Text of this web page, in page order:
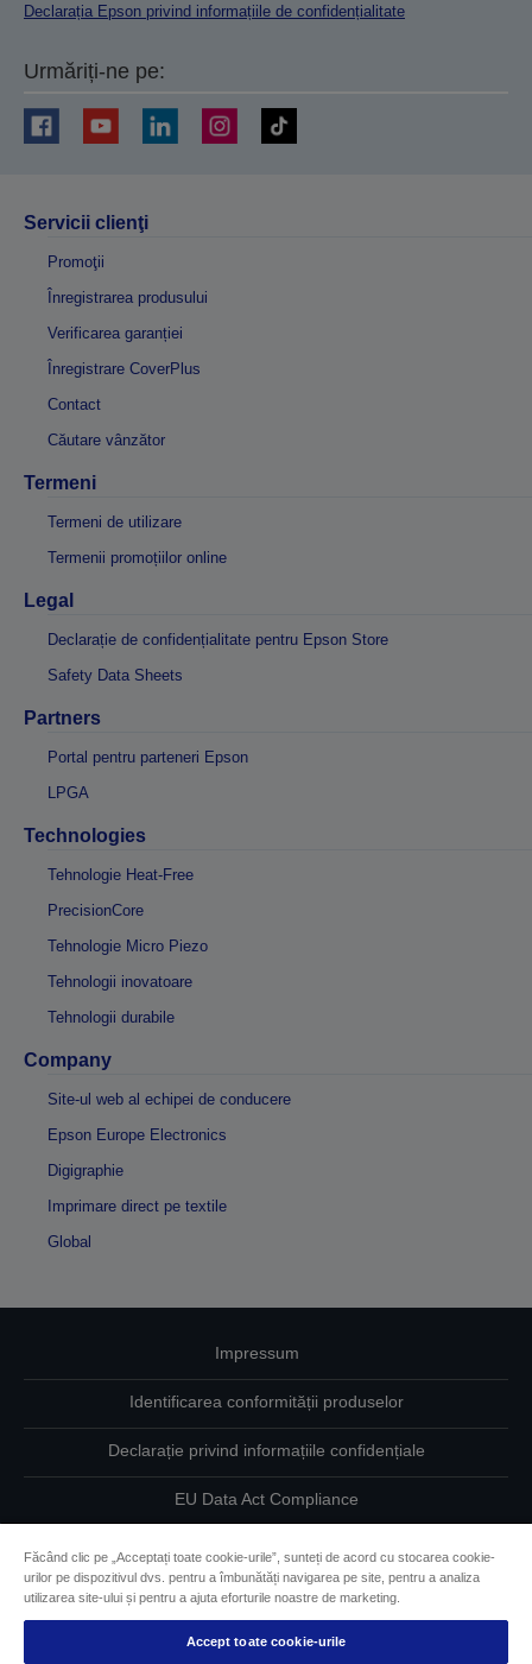
Declarația Epson privind informațiile de confidențialitate
Urmăriți-ne pe:
Servicii clienţi
Promoţii
Înregistrarea produsului
Verificarea garanției
Înregistrare CoverPlus
Contact
Căutare vânzător
Termeni
Termeni de utilizare
Termenii promoțiilor online
Legal
Declarație de confidențialitate pentru Epson Store
Safety Data Sheets
Partners
Portal pentru parteneri Epson
LPGA
Technologies
Tehnologie Heat-Free
PrecisionCore
Tehnologie Micro Piezo
Tehnologii inovatoare
Tehnologii durabile
Company
Site-ul web al echipei de conducere
Epson Europe Electronics
Digigraphie
Imprimare direct pe textile
Global
Impressum
Identificarea conformității produselor
Declarație privind informațiile confidențiale
EU Data Act Compliance
Informaţii despre modulele cookie
Angajamentul Epson pe linie de accesibilitate
Făcând clic pe „Acceptați toate cookie-urile”, sunteți de acord cu stocarea cookie-
urilor pe dispozitivul dvs. pentru a îmbunătăți navigarea pe site, pentru a analiza
utilizarea site-ului și pentru a ajuta eforturile noastre de marketing.
Accept toate cookie-urile